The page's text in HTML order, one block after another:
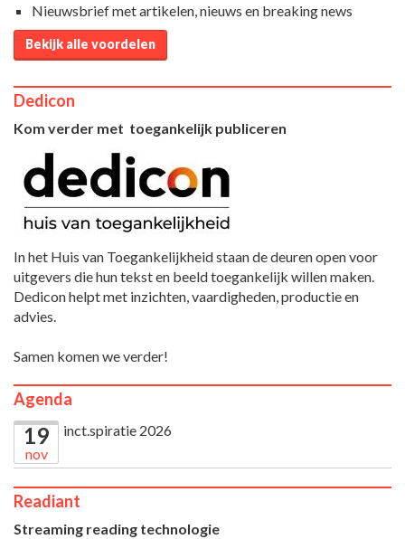
Nieuwsbrief met artikelen, nieuws en breaking news
Bekijk alle voordelen
Dedicon
Kom verder met toegankelijk publiceren
In het Huis van Toegankelijkheid staan de deuren open voor
uitgevers die hun tekst en beeld toegankelijk willen maken.
Dedicon helpt met inzichten, vaardigheden, productie en
advies.
Samen komen we verder!
Agenda
19
nov
inct.spiratie 2026
Readiant
Streaming reading technologie